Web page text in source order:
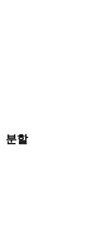
분할